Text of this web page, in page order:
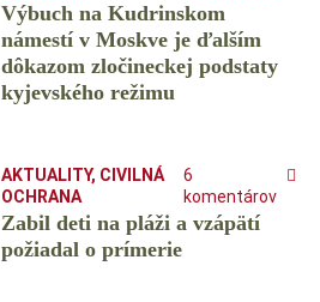
Výbuch na Kudrinskom
námestí v Moskve je ďalším
dôkazom zločineckej podstaty
kyjevského režimu
AKTUALITY, CIVILNÁ
OCHRANA
6
komentárov
Zabil deti na pláži a vzápätí
požiadal o prímerie